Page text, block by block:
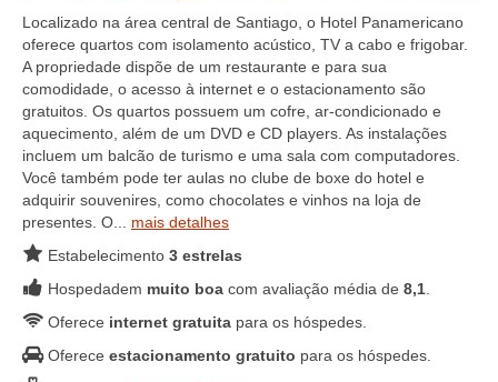
Localizado na área central de Santiago, o Hotel Panamericano
oferece quartos com isolamento acústico, TV a cabo e frigobar.
A propriedade dispõe de um restaurante e para sua
comodidade, o acesso à internet e o estacionamento são
gratuitos. Os quartos possuem um cofre, ar-condicionado e
aquecimento, além de um DVD e CD players. As instalações
incluem um balcão de turismo e uma sala com computadores.
Você também pode ter aulas no clube de boxe do hotel e
adquirir souvenires, como chocolates e vinhos na loja de
presentes. O... mais detalhes
Estabelecimento 3 estrelas
Hospedadem muito boa com avaliação média de 8,1
Oferece internet gratuita para os hóspedes.
Oferece estacionamento gratuito para os hóspedes.